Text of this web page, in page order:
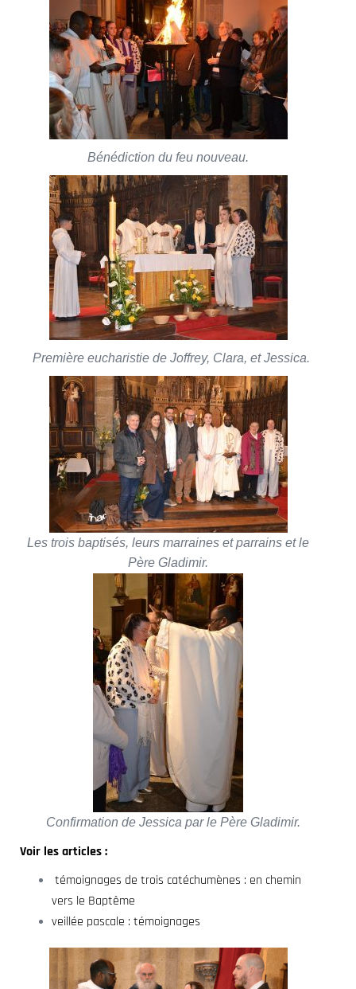
Bénédiction du feu nouveau.
Première eucharistie de Joffrey, Clara, et Jessica.
Les trois baptisés, leurs marraines et parrains et le
Père Gladimir.
Confirmation de Jessica par le Père Gladimir.
Voir les articles :
témoignages de trois catéchumènes : en chemin
vers le Baptême
veillée pascale : témoignages